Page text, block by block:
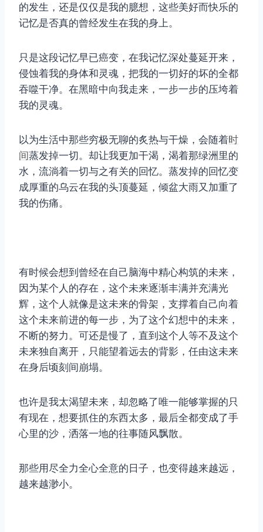
的发生，还是仅仅是我的臆想，这些美好而快乐的
记忆是否真的曾经发生在我的身上。
只是这段记忆早已癌变，在我记忆深处蔓延开来，
侵蚀着我的身体和灵魂，把我的一切好的坏的全都
吞噬干净。在黑暗中向我走来，一步一步的压垮着
我的灵魂。
以为生活中那些穷极无聊的炙热与干燥，会随着时
间蒸发掉一切。却让我更加干渴，渴着那绿洲里的
水，流淌着一切与之有关的回忆。蒸发掉的回忆变
成厚重的乌云在我的头顶蔓延，倾盆大雨又加重了
我的伤痛。
有时候会想到曾经在自己脑海中精心构筑的未来，
因为某个人的存在，这个未来逐渐丰满并充满光
辉，这个人就像是这未来的骨架，支撑着自己向着
这个未来前进的每一步，为了这个幻想中的未来，
不断的努力。可还是慢了，直到这个人等不及这个
未来独自离开，只能望着远去的背影，任由这未来
在身后顷刻间崩塌。
也许是我太渴望未来，却忽略了唯一能够掌握的只
有现在，想要抓住的东西太多，最后全都变成了手
心里的沙，洒落一地的往事随风飘散。
那些用尽全力全心全意的日子，也变得越来越远，
越来越渺小。